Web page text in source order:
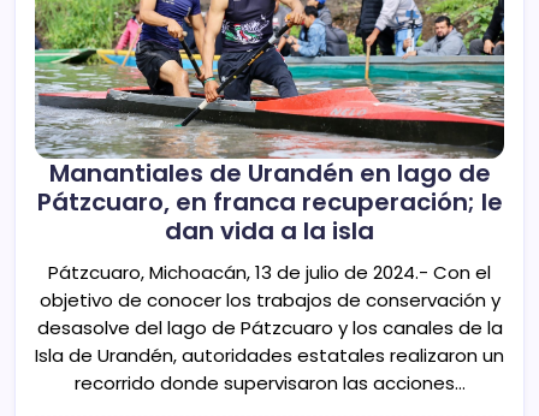
Manantiales de Urandén en lago de
Pátzcuaro, en franca recuperación; le
dan vida a la isla
Pátzcuaro, Michoacán, 13 de julio de 2024.- Con el
objetivo de conocer los trabajos de conservación y
desasolve del lago de Pátzcuaro y los canales de la
Isla de Urandén, autoridades estatales realizaron un
recorrido donde supervisaron las acciones…